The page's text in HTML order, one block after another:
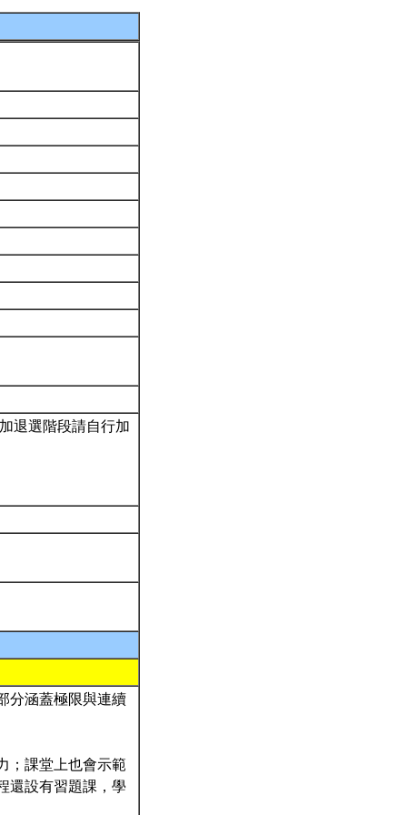
退選階段請自行加
分涵蓋極限與連續
；課堂上也會示範
還設有習題課，學